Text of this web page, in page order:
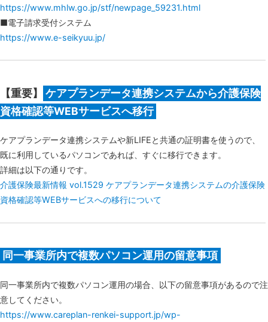
https://www.mhlw.go.jp/stf/newpage_59231.html
■電子請求受付システム
https://www.e-seikyuu.jp/
【重要】
ケアプランデータ連携システムから介護保険
資格確認等WEBサービスへ移行
ケアプランデータ連携システムや新LIFEと共通の証明書を使うので、
既に利用しているパソコンであれば、すぐに移行できます。
詳細は以下の通りです。
介護保険最新情報 vol.1529 ケアプランデータ連携システムの介護保険
資格確認等WEBサービスへの移行について
同一事業所内で複数パソコン運用の留意事項
同一事業所内で複数パソコン運用の場合、以下の留意事項があるので注
意してください。
https://www.careplan-renkei-support.jp/wp-